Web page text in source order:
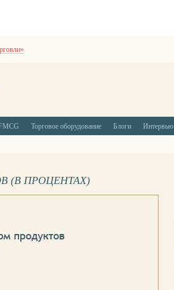
Торговое оборудование Блоги Интервью
(В ПРОЦЕНТАХ)